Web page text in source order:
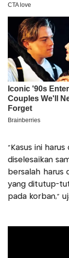
“Kasus ini
diselesaikan
bersalah harus
yang ditutup-
pada korban,”